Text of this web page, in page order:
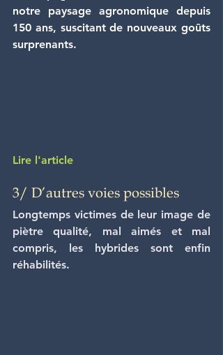
notre paysage agronomique depuis
150 ans, suscitant de nouveaux goûts
surprenants.
Lire l'article
3/ D’autres voies possibles
Longtemps victimes de leur image de
piètre qualité, mal aimés et mal
compris, les hybrides sont enfin
réhabilités.